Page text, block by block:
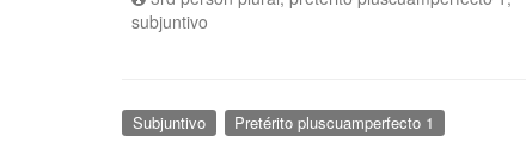
subjuntivo
Subjuntivo Pretérito pluscuamperfecto 1